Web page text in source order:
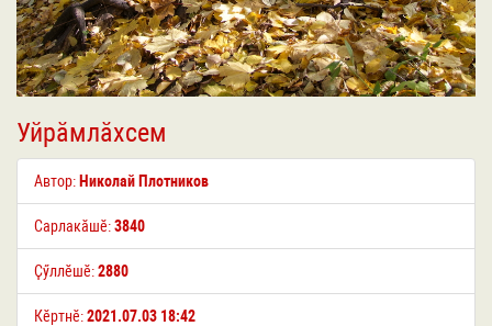
Уйрӑмлӑхсем
Автор:Николай Плотников
Сарлакӑшӗ:3840
Ҫӳллӗшӗ:2880
Кӗртнӗ:2021.07.03 18:42